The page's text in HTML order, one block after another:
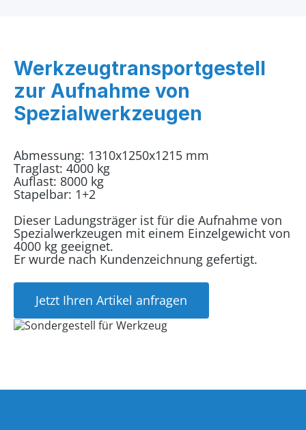
Werkzeugtransportgestell
zur Aufnahme von
Spezialwerkzeugen
Abmessung: 1310x1250x1215 mm
Traglast: 4000 kg
Auflast: 8000 kg
Stapelbar: 1+2
Dieser Ladungsträger ist für die Aufnahme von
Spezialwerkzeugen mit einem Einzelgewicht von
4000 kg geeignet.
Er wurde nach Kundenzeichnung gefertigt.
Jetzt Ihren Artikel anfragen